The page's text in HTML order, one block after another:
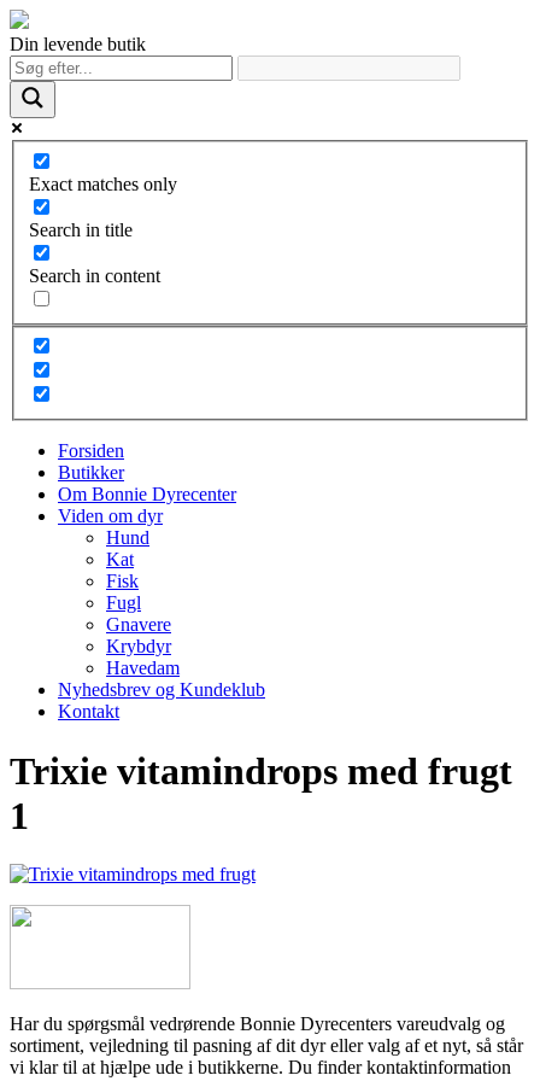
Din levende butik
Exact matches only
Search in title
Search in content
Forsiden
Butikker
Om Bonnie Dyrecenter
Viden om dyr
Hund
Kat
Fisk
Fugl
Gnavere
Krybdyr
Havedam
Nyhedsbrev og Kundeklub
Kontakt
Trixie vitamindrops med frugt
1
Har du spørgsmål vedrørende Bonnie Dyrecenters vareudvalg og
sortiment, vejledning til pasning af dit dyr eller valg af et nyt, så står
vi klar til at hjælpe ude i butikkerne. Du finder kontaktinformation